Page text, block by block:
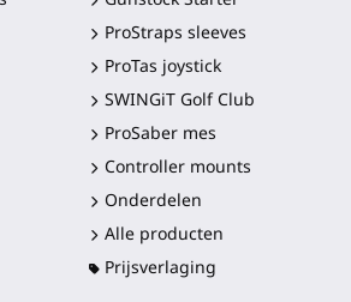
ProStraps sleeves
ProTas joystick
SWINGiT Golf Club
ProSaber mes
Controller mounts
Onderdelen
Alle producten
Prijsverlaging